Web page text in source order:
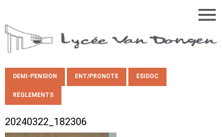
DEMI-PENSION ENT/PRONOTE ESIDOC
RÈGLEMENTS
20240322_182306